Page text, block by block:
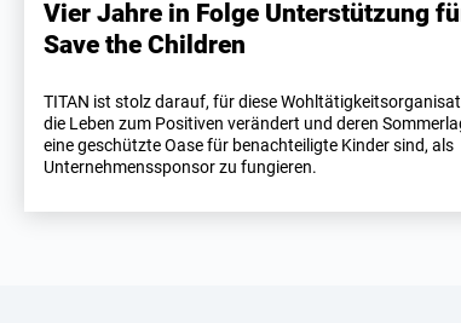
Vier Jahre in Folge Unterstützung
Save the Children
TITAN ist stolz darauf, für diese
die Leben zum Positiven verändert und deren
eine geschützte Oase für benachteiligte Kinder sind, als
Unternehmenssponsor zu fungieren.